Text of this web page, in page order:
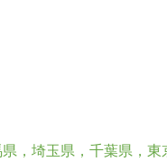
，埼玉県，千葉県，東